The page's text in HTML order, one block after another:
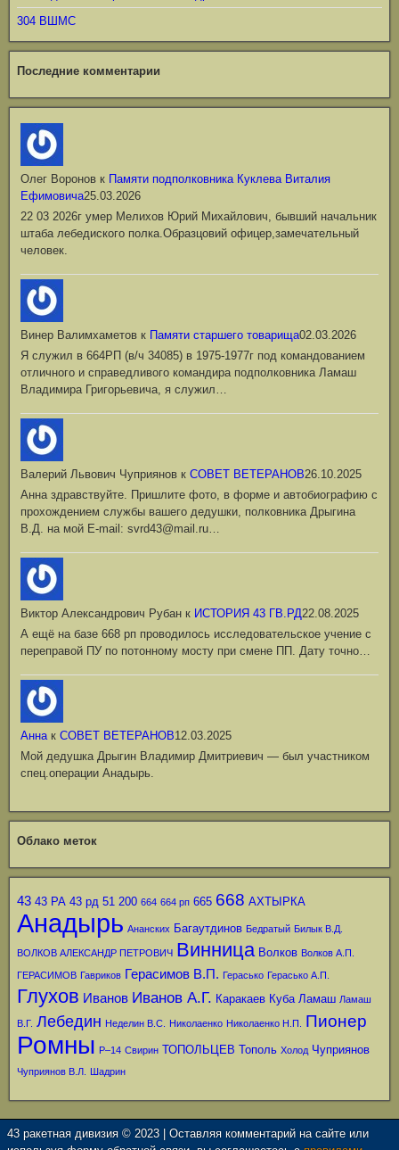
304 ВШМС
Последние комментарии
Олег Воронов к Памяти подполковника Куклева Виталия
Ефимовича25.03.2026
22 03 2026г умер Мелихов Юрий Михайлович, бывший начальник
штаба лебедиского полка.Образцовий офицер,замечательный
человек.
Винер Валимхаметов к Памяти старшего товарища02.03.2026
Я служил в 664РП (в/ч 34085) в 1975-1977г под командованием
отличного и справедливого командира подполковника Ламаш
Владимира Григорьевича, я служил…
Валерий Львович Чуприянов к СОВЕТ ВЕТЕРАНОВ26.10.2025
Анна здравствуйте. Пришлите фото, в форме и автобиографию с
прохождением службы вашего дедушки, полковника Дрыгина
В.Д. на мой Е-mail: svrd43@mail.ru…
Виктор Александрович Рубан к ИСТОРИЯ 43 ГВ.РД22.08.2025
А ещё на базе 668 рп проводилось исследовательское учение с
переправой ПУ по потонному мосту при смене ПП. Дату точно…
Аннак СОВЕТ ВЕТЕРАНОВ12.03.2025
Мой дедушка Дрыгин Владимир Дмитриевич — был участником
спец.операции Анадырь.
Облако меток
43 43 РА 43 рд 51 200 664 664 рп 665 668 АХТЫРКА
Анадырь Ананских Багаутдинов Бедратый Билык В.Д.
ВОЛКОВ АЛЕКСАНДР ПЕТРОВИЧ Винница Волков Волков А.П.
ГЕРАСИМОВ Гавриков Герасимов В.П. Герасько Герасько А.П.
Глухов Иванов Иванов А.Г. Каракаев Куба Ламаш Ламаш
В.Г. Лебедин Неделин В.С. Николаенко Николаенко Н.П. Пионер
Ромны Р–14 Свирин ТОПОЛЬЦЕВ Тополь Холод Чуприянов
Чуприянов В.Л. Шадрин
43 ракетная дивизия © 2023 | Оставляя комментарий на сайте или